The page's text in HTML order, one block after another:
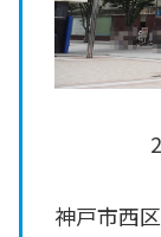
神戸市西